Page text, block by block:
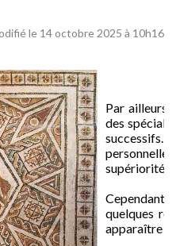
le 14 octobre 2025 à 10h16
Par ailleurs
des
successifs.
personnelle
supériorité
quelques
apparaître